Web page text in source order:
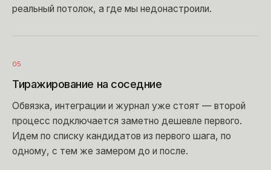
реальный потолок, а где мы недонастроили.
05
Тиражирование на соседние
Обвязка, интеграции и журнал уже стоят — второй
процесс подключается заметно дешевле первого.
Идем по списку кандидатов из первого шага, по
одному, с тем же замером до и после.